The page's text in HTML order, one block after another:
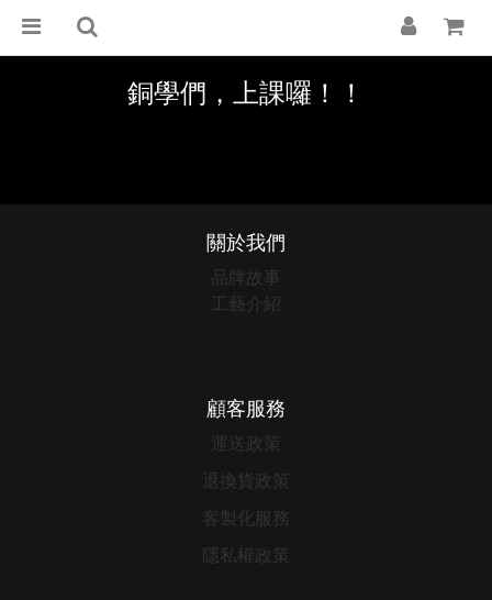
銅學們，上課囉！！
關於我們
品牌故事
工藝介紹
顧客服務
運送政策
退換貨政策
客製化服務
隱私權政策